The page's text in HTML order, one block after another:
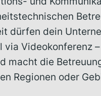
dürfen dein
Videokonferenz
macht die
Regionen oder